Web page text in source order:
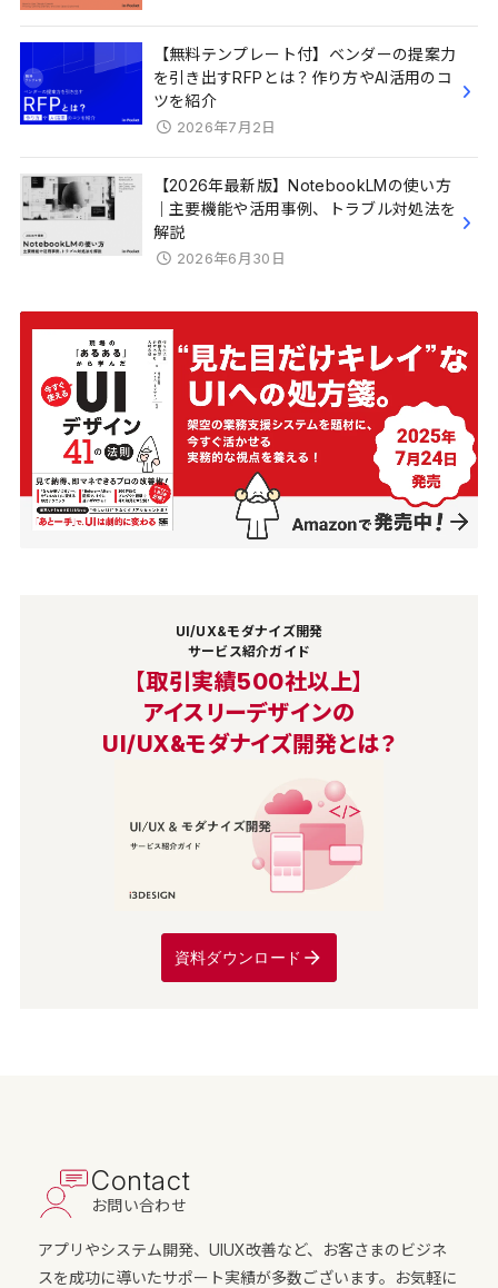
【無料テンプレート付】ベンダーの提案力
を引き出すRFPとは？作り方やAI活用のコ
ツを紹介
2026年7月2日
【2026年最新版】NotebookLMの使い方
｜主要機能や活用事例、トラブル対処法を
解説
2026年6月30日
UI/UX&モダナイズ開発
サービス紹介ガイド
【取引実績500社以上】
アイスリーデザインの
UI/UX&モダナイズ開発とは？
資料ダウンロード
Contact
お問い合わせ
アプリやシステム開発、UIUX改善など、お客さまのビジネ
スを成功に導いたサポート実績が多数ございます。お気軽に